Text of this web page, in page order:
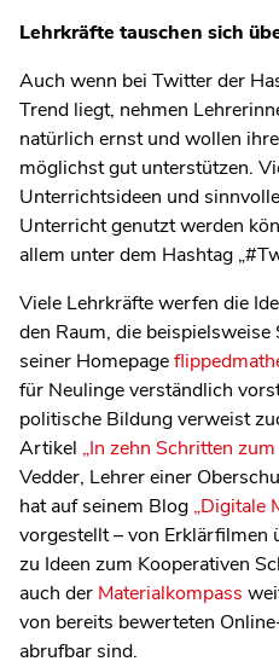
Lehrkräfte tauschen sich
Auch wenn bei Twitter der
Trend liegt, nehmen
natürlich ernst und wollen
möglichst gut unterstützen.
Unterrichtsideen und
Unterricht genutzt werden
allem unter dem Hashtag
Viele Lehrkräfte werfen die
den Raum, die
seiner Homepage
für Neulinge verständlich
politische Bildung verweist
Artikel „In zehn Schritten
Vedder, Lehrer einer
hat auf seinem Blog „Digitale
vorgestellt – von Erklärfilmen
zu Ideen zum Kooperativen
auch der Materialkompass
von bereits bewerteten
abrufbar sind.